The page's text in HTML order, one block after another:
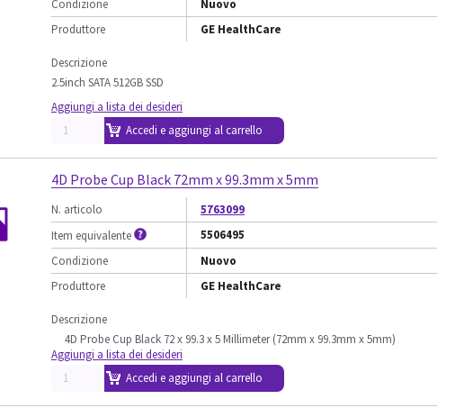
Condizione
Nuovo
Produttore
GE HealthCare
Descrizione
2.5inch SATA 512GB SSD
Aggiungi a lista dei desideri
Accedi e aggiungi al carrello
4D Probe Cup Black 72mm x 99.3mm x 5mm
N. articolo
5763099
Item equivalente
5506495
Condizione
Nuovo
Produttore
GE HealthCare
Descrizione
4D Probe Cup Black 72 x 99.3 x 5 Millimeter (72mm x 99.3mm x 5mm)
Aggiungi a lista dei desideri
Accedi e aggiungi al carrello